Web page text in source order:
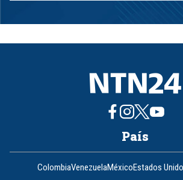
1
8
País
ColombiaVenezuelaMéxicoEstados